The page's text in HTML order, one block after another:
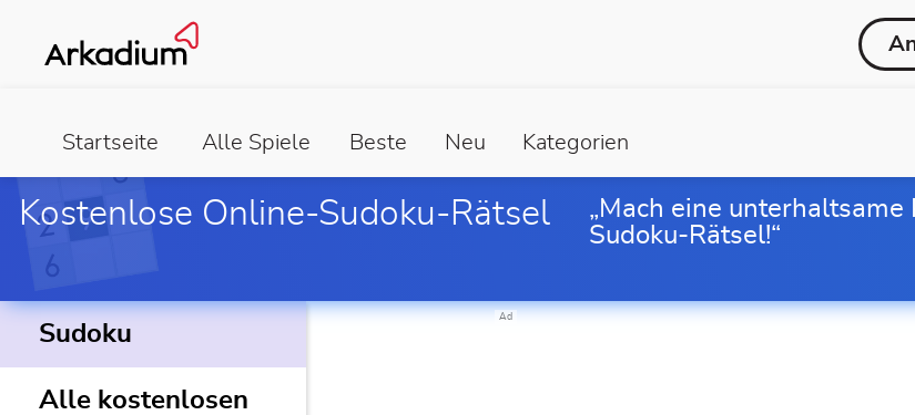
Startseite Alle Spiele Beste Neu Kategorien
Kostenlose Online-Sudoku-Rätsel
„Mach eine
Sudoku-Rätsel!“
Sudoku
Alle kostenlosen
Ad